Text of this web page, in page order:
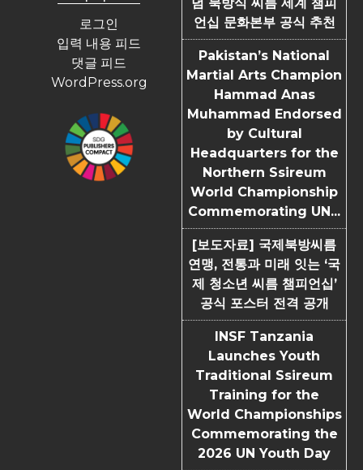
로그인
입력 내용 피드
댓글 피드
WordPress.org
념 북방식 씨름 세계 챔피
언십 문화본부 공식 추천
Pakistan’s National
Martial Arts Champion
Hammad Anas
Muhammad Endorsed
by Cultural
Headquarters for the
Northern Ssireum
World Championship
Commemorating UN...
[보도자료] 국제북방씨름
연맹, 전통과 미래 잇는 ‘국
제 청소년 씨름 챔피언십’
공식 포스터 전격 공개
INSF Tanzania
Launches Youth
Traditional Ssireum
Training for the
World Championships
Commemorating the
2026 UN Youth Day